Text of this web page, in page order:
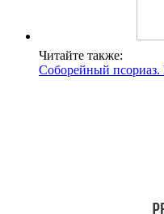
Читайте также:
Соборейный